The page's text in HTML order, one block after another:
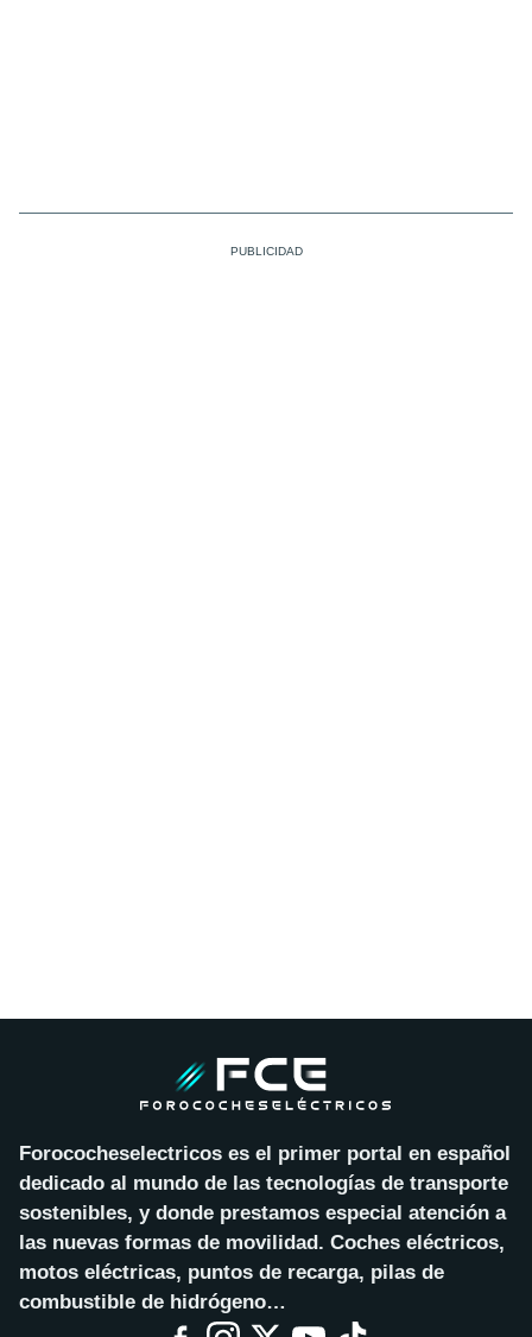
Forococheselectricos es el primer portal en español
dedicado al mundo de las tecnologías de transporte
sostenibles, y donde prestamos especial atención a
las nuevas formas de movilidad. Coches eléctricos,
motos eléctricas, puntos de recarga, pilas de
combustible de hidrógeno…